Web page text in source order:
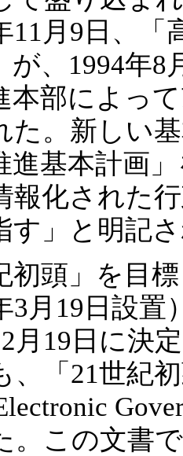
月9日、「
が、1994年
本部によっ
た。新しい
進基本計画
報化された
す」と明記
頭」を目
3月19日設
月19日に決
、「21世紀
。この文書